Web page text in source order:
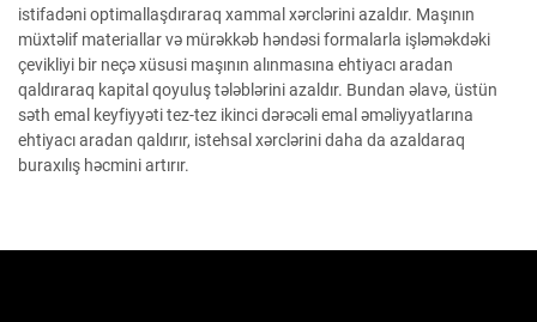
istifadəni optimallaşdıraraq xammal xərclərini azaldır. Maşının
müxtəlif materiallar və mürəkkəb həndəsi formalarla işləməkdəki
çevikliyi bir neçə xüsusi maşının alınmasına ehtiyacı aradan
qaldıraraq kapital qoyuluş tələblərini azaldır. Bundan əlavə, üstün
səth emal keyfiyyəti tez-tez ikinci dərəcəli emal əməliyyatlarına
ehtiyacı aradan qaldırır, istehsal xərclərini daha da azaldaraq
buraxılış həcmini artırır.